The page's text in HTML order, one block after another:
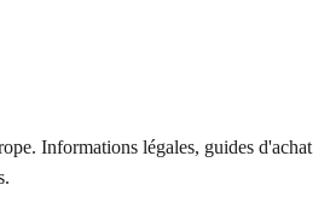
Informations légales, guides d'achat